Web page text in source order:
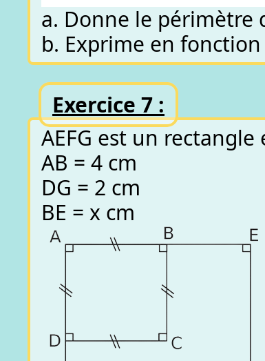
a. Donne le périmètre
b. Exprime en
Exercice 7 :
AEFG est un rectangle
AB = 4 cm
DG = 2 cm
BE = x cm